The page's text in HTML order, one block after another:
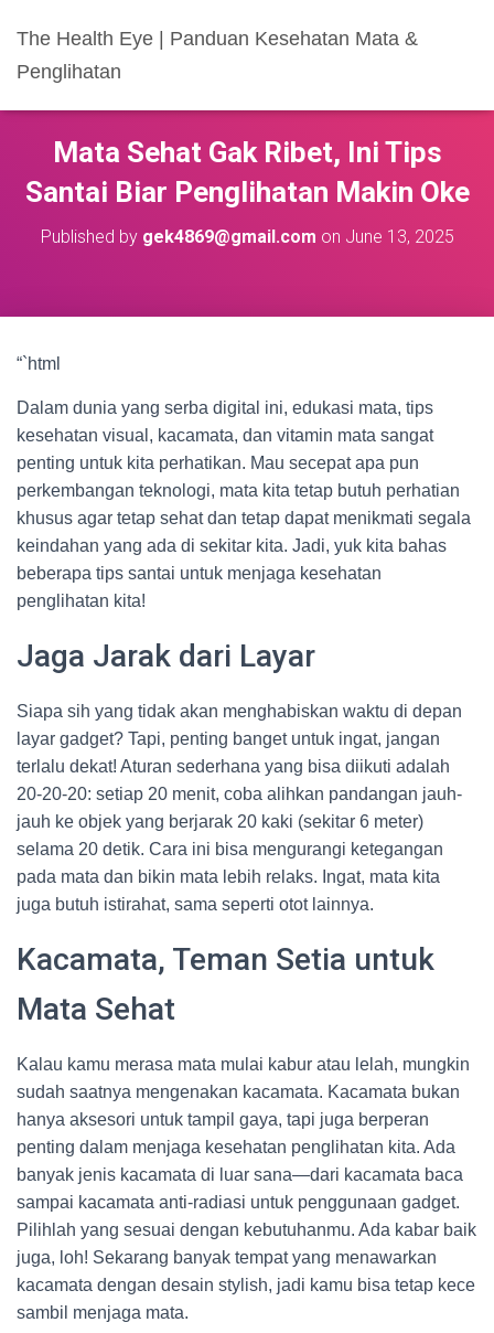
The Health Eye | Panduan Kesehatan Mata &
Penglihatan
Mata Sehat Gak Ribet, Ini Tips
Santai Biar Penglihatan Makin Oke
Published by gek4869@gmail.com on June 13, 2025
“`html
Dalam dunia yang serba digital ini, edukasi mata, tips
kesehatan visual, kacamata, dan vitamin mata sangat
penting untuk kita perhatikan. Mau secepat apa pun
perkembangan teknologi, mata kita tetap butuh perhatian
khusus agar tetap sehat dan tetap dapat menikmati segala
keindahan yang ada di sekitar kita. Jadi, yuk kita bahas
beberapa tips santai untuk menjaga kesehatan
penglihatan kita!
Jaga Jarak dari Layar
Siapa sih yang tidak akan menghabiskan waktu di depan
layar gadget? Tapi, penting banget untuk ingat, jangan
terlalu dekat! Aturan sederhana yang bisa diikuti adalah
20-20-20: setiap 20 menit, coba alihkan pandangan jauh-
jauh ke objek yang berjarak 20 kaki (sekitar 6 meter)
selama 20 detik. Cara ini bisa mengurangi ketegangan
pada mata dan bikin mata lebih relaks. Ingat, mata kita
juga butuh istirahat, sama seperti otot lainnya.
Kacamata, Teman Setia untuk
Mata Sehat
Kalau kamu merasa mata mulai kabur atau lelah, mungkin
sudah saatnya mengenakan kacamata. Kacamata bukan
hanya aksesori untuk tampil gaya, tapi juga berperan
penting dalam menjaga kesehatan penglihatan kita. Ada
banyak jenis kacamata di luar sana—dari kacamata baca
sampai kacamata anti-radiasi untuk penggunaan gadget.
Pilihlah yang sesuai dengan kebutuhanmu. Ada kabar baik
juga, loh! Sekarang banyak tempat yang menawarkan
kacamata dengan desain stylish, jadi kamu bisa tetap kece
sambil menjaga mata.